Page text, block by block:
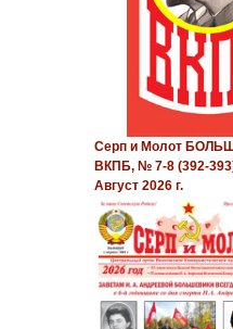
Серп и Молот
ВКПБ, № 7-8 (392-
Август 2026 г.